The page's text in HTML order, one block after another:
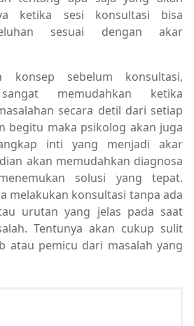
ketika sesi konsultasi bisa
sesuai dengan akar
konsep sebelum konsultasi,
memudahkan ketika
secara detil dari setiap
begitu maka psikolog akan juga
inti yang menjadi akar
akan memudahkan diagnosa
solusi yang tepat.
melakukan konsultasi tanpa ada
urutan yang jelas pada saat
Tentunya akan cukup sulit
atau pemicu dari masalah yang